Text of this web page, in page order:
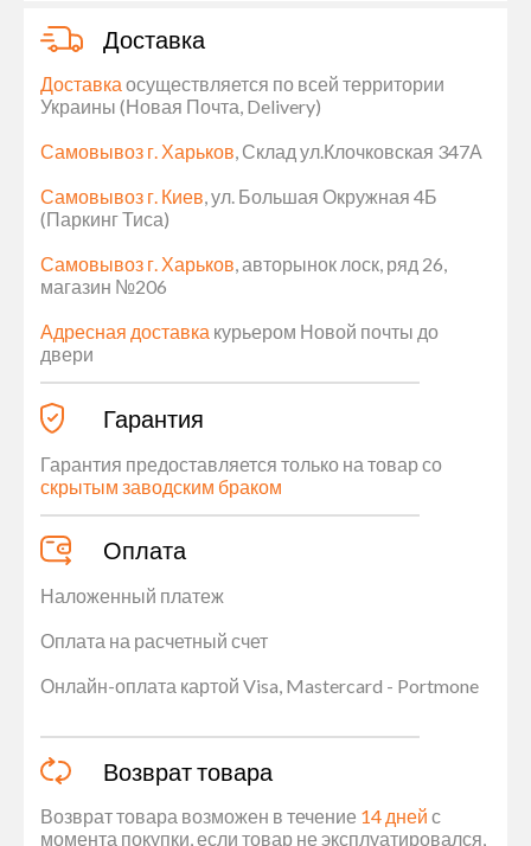
Доставка
Доставка осуществляется по всей территории
Украины (Новая Почта, Delivery)
Самовывоз г. Харьков, Склад ул.Клочковская 347А
Самовывоз г. Киев, ул. Большая Окружная 4Б
(Паркинг Тиса)
Самовывоз г. Харьков, авторынок лоск, ряд 26,
магазин №206
Адресная доставка курьером Новой почты до
двери
Гарантия
Гарантия предоставляется только на товар со
скрытым заводским браком
Оплата
Наложенный платеж
Оплата на расчетный счет
Онлайн-оплата картой Visa, Mastercard - Portmone
Возврат товара
Возврат товара возможен в течение 14 дней с
момента покупки, если товар не эксплуатировался,